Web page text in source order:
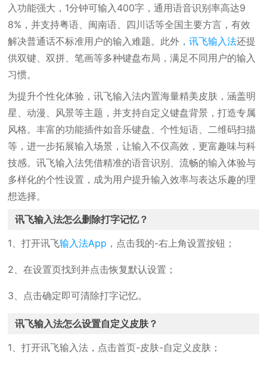
入功能强大，1分钟可输入400字，通用语音识别率高达9
8%，并支持粤语、闽南语、四川话等全国主要方言，有效
解决普通话不标准用户的输入难题。此外，讯飞输入法还提
供双键、双拼、笔画等多种键盘布局，满足不同用户的输入
习惯。
为提升个性化体验，讯飞输入法内置海量精美皮肤，涵盖明
星、动漫、风景等主题，并支持自定义键盘背景，打造专属
风格。丰富的功能插件如音乐键盘、个性短语、二维码扫描
等，进一步拓展输入场景，让输入不仅高效，更富趣味与科
技感。讯飞输入法凭借精准的语音识别、流畅的输入体验与
多样化的个性设置，成为用户提升输入效率与表达乐趣的理
想选择。
讯飞输入法怎么删除打字记忆？
1、打开讯飞输入法App ，点击我的-右上角设置按钮；
2、在设置页找到并点击恢复默认设置；
3、点击确定即可清除打字记忆。
讯飞输入法怎么设置自定义皮肤？
1、打开讯飞输入法，点击首页-皮肤-自定义皮肤；